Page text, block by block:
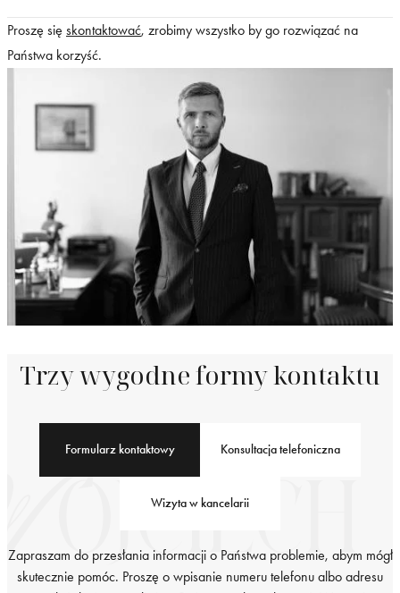
Proszę się skontaktować, zrobimy wszystko by go rozwiązać na
Państwa korzyść.
Trzy wygodne formy kontaktu
Formularz kontaktowy Konsultacja telefoniczna
Wizyta w kancelarii
Zapraszam do przesłania informacji o Państwa problemie, abym mógł
skutecznie pomóc. Proszę o wpisanie numeru telefonu albo adresu